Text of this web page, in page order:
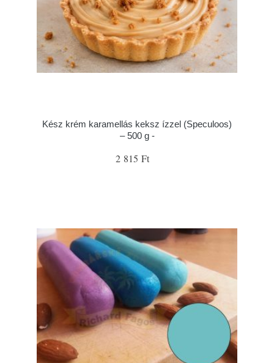
Kész krém karamellás keksz ízzel (Speculoos)
– 500 g -
2 815 Ft